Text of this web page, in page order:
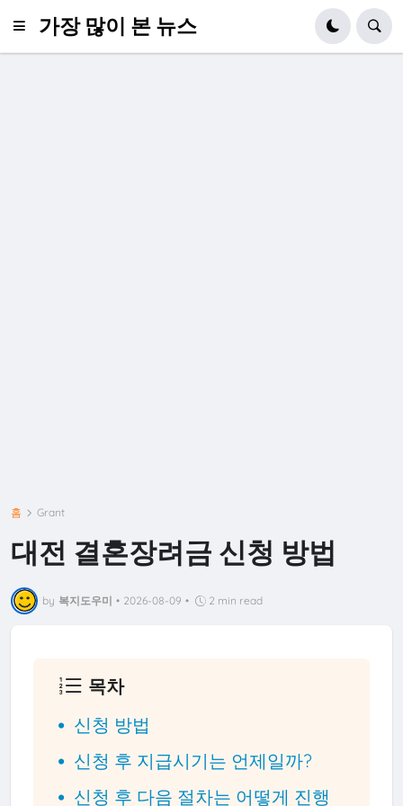
가장 많이 본 뉴스
홈 Grant
대전 결혼장려금 신청 방법
by 복지도우미 • 2026-08-09 • 2 min read
목차
신청 방법
신청 후 지급시기는 언제일까?
신청 후 다음 절차는 어떻게 진행